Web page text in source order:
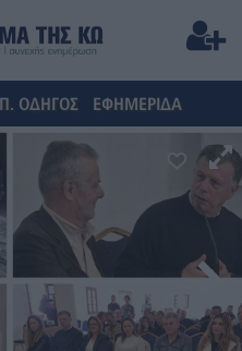
ΟΔΗΓΟΣ ΕΦΗΜΕΡΙΔΑ